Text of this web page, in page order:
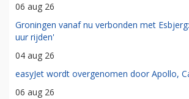
06 aug 26
Groningen vanaf nu verbonden met
uur rijden'
04 aug 26
easyJet wordt overgenomen door Apollo,
06 aug 26